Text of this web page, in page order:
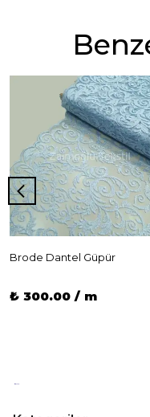
Brode Dantel Güpür
₺ 300.00 / m